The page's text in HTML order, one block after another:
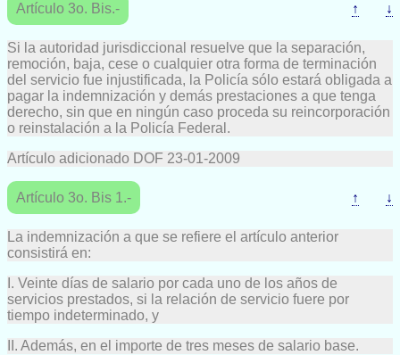
Artículo 3o. Bis.- ↑ ↓
Si la autoridad jurisdiccional resuelve que la separación,
remoción, baja, cese o cualquier otra forma de terminación
del servicio fue injustificada, la Policía sólo estará obligada a
pagar la indemnización y demás prestaciones a que tenga
derecho, sin que en ningún caso proceda su reincorporación
o reinstalación a la Policía Federal.
Artículo adicionado DOF 23-01-2009
Artículo 3o. Bis 1.- ↑ ↓
La indemnización a que se refiere el artículo anterior
consistirá en:
I. Veinte días de salario por cada uno de los años de
servicios prestados, si la relación de servicio fuere por
tiempo indeterminado, y
II. Además, en el importe de tres meses de salario base.